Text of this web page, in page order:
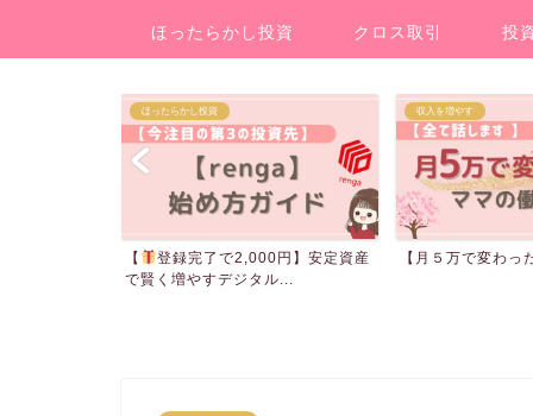
ほったらかし投資 クロス取引 投
収入を増やす
【月５万で変わった】ママの働き方
クロス取引
ご報告